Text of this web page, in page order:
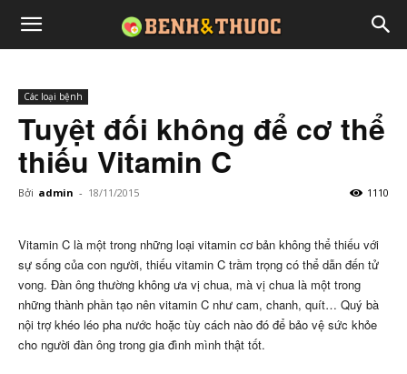
Các loại bệnh
Tuyệt đối không để cơ thể
thiếu Vitamin C
Bởi admin - 18/11/2015 1110
Vitamin C là một trong những loại vitamin cơ bản không thể thiếu với
sự sống của con người, thiếu vitamin C trầm trọng có thể dẫn đến tử
vong. Đàn ông thường không ưa vị chua, mà vị chua là một trong
những thành phần tạo nên vitamin C như cam, chanh, quít… Quý bà
nội trợ khéo léo pha nước hoặc tùy cách nào đó để bảo vệ sức khỏe
cho người đàn ông trong gia đình mình thật tốt.